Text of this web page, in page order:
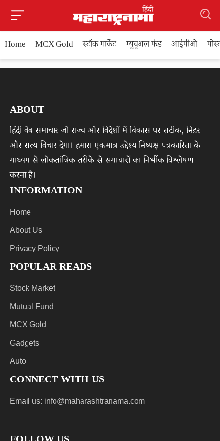
Home MCX Gold स्टॉक मार्केट म्युचुअल फंड आईपीओ
ABOUT
हिंदी वेब समाचार जो राज्य और विदेशों में विकास पर सटीक, निडर
और सत्य विचार देगा। हमारा एकमात्र उद्देश्य निष्पक्ष पत्रकारिता के
माध्यम से लोकतांत्रिक तरीके से समाचारों का निर्भीक विश्लेषण
करना है।
INFORMATION
Home
About Us
Privacy Policy
POPULAR READS
Stock Market
Mutual Fund
MCX Gold
Gadgets
Auto
CONNECT WITH US
Email us: info@maharashtranama.com